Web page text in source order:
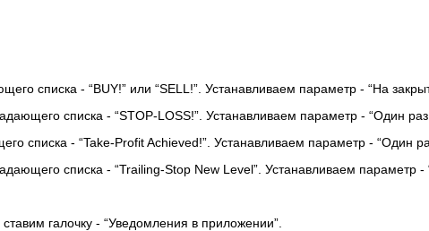
списка - “BUY!” или “SELL!”. Устанавливаем параметр - “На
списка - “STOP-LOSS!”. Устанавливаем параметр - “Один раз
списка - “Take-Profit Achieved!”. Устанавливаем параметр - “Один
списка - “Trailing-Stop New Level”. Устанавливаем параметр -
галочку - “Уведомления в приложении”.